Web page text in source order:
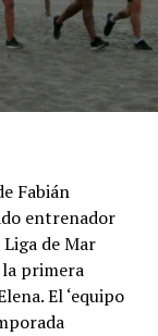
Fabián
entrenador
de Mar
la primera
El ‘equipo